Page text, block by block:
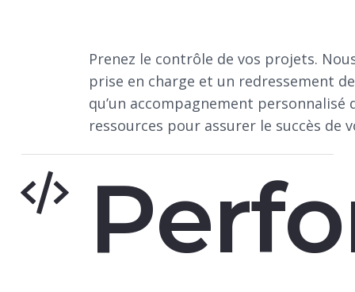
Prenez le contrôle de vos projets.
prise en charge et un redressement
qu’un accompagnement personnalisé
ressources pour assurer le succès de